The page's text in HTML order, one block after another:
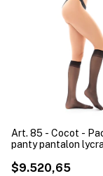
Art. 85 - Cocot -
panty pantalon lycra
$9.520,65